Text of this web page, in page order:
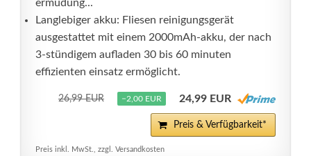
ermüdung...
Langlebiger akku: Fliesen reinigungsgerät
ausgestattet mit einem 2000mAh-akku, der nach
3-stündigem aufladen 30 bis 60 minuten
effizienten einsatz ermöglicht.
26,99 EUR −2,00 EUR 24,99 EUR
Preis & Verfügbarkeit*
Preis inkl. MwSt., zzgl. Versandkosten